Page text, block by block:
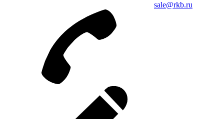
sale@rkb.ru